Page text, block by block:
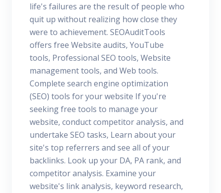
life's failures are the result of people who
quit up without realizing how close they
were to achievement. SEOAuditTools
offers free Website audits, YouTube
tools, Professional SEO tools, Website
management tools, and Web tools.
Complete search engine optimization
(SEO) tools for your website If you're
seeking free tools to manage your
website, conduct competitor analysis, and
undertake SEO tasks, Learn about your
site's top referrers and see all of your
backlinks. Look up your DA, PA rank, and
competitor analysis. Examine your
website's link analysis, keyword research,